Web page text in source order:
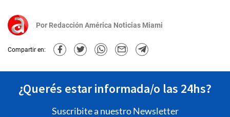
Por Redacción América Noticias Miami
Compartir en:
¿Querés estar informada/o las 24hs?
Suscribite a nuestro Newsletter